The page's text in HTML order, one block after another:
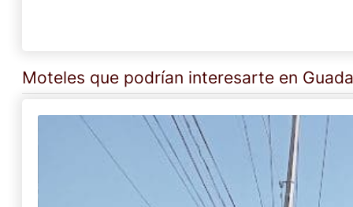
Moteles que podrían interesarte en